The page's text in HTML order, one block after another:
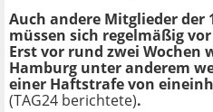
Auch andere Mitglieder der
müssen sich regelmäßig
Erst vor rund zwei Wochen
Hamburg unter anderem
einer Haftstrafe von
(TAG24 berichtete).